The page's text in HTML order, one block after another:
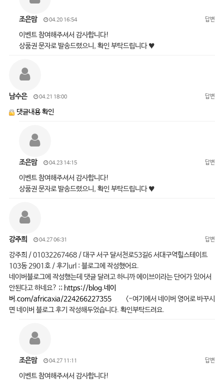
조은맘 04.20 16:54 답변
이벤트 참여해주셔서 감사합니다!
상품권 문자로 발송드렸으니, 확인 부탁드립니다 ♥
남수은 04.21 18:00 답변
댓글내용 확인
조은맘 04.23 14:15 답변
이벤트 참여해주셔서 감사합니다!
상품권 문자로 발송드렸으니, 확인 부탁드립니다 ♥
강주희 04.27 06:31 답변
강주희 / 01032267468 / 대구 서구 달서천로53길6 서대구역힐스테이트
103동 2901호 / 후기url : 블로그에 작성했어요.
네이버블로그에 작성했는데 댓글 달려고 하니까 에이브이라는 단어가 있어서
안된다고 하네요? ;; https://blog.네이
버.com/africaxia/224266227355<-여기에서 네이버 영어로 바꾸시
면 네이버 블로그 후기 작성해두었습니다. 확인부탁드려요.
조은맘 04.27 11:11 답변
이벤트 참여해주셔서 감사합니다!